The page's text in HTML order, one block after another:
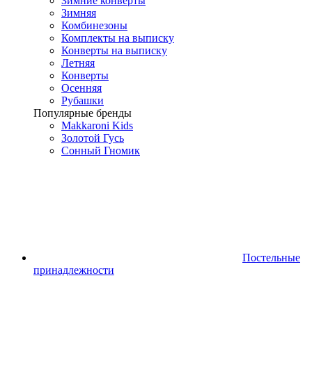
Зимняя
Комбинезоны
Комплекты на выписку
Конверты на выписку
Летняя
Конверты
Осенняя
Рубашки
Популярные бренды
Makkaroni Kids
Золотой Гусь
Сонный Гномик
Постельные
принадлежности